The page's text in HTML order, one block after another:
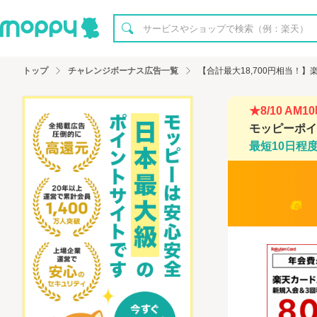
トップ チャレンジボーナス広告一覧 【合計最大18,700円相当！】
★8/10 AM10
モッピーポ
最短10日程